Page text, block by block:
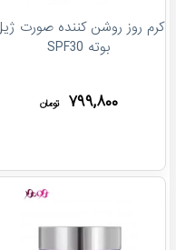
کرم روز روشن کننده صورت
بوته SPF30
۷۹۹,۸۰۰ تومان